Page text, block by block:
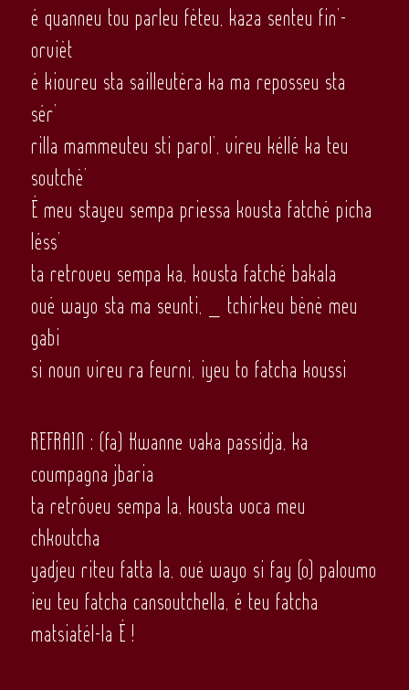
é quanneu tou parleu fèteu, kaza senteu fin’-
orvièt
é kioureu sta sailleutèra ka ma reposseu sta
sér’
rilla mammeuteu sti parol’, vireu kéllé ka teu
soutchè’
É meu stayeu sempa priessa kousta fatché picha
léss’
ta retroveu sempa ka, kousta fatché bakala
oué wayo sta ma seunti, _ tchirkeu bènè meu
gabi
si noun vireu ra feurni, iyeu to fatcha koussi
REFRAIN : (fa) Kwanne vaka passidja, ka
coumpagna jbaria
ta retrôveu sempa la, kousta voca meu
chkoutcha
yadjeu riteu fatta la, oué wayo si fay (o) paloumo
ieu teu fatcha cansoutchella, é teu fatcha
matsiatél-la É !